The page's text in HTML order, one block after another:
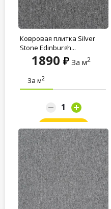
Ковровая плитка Silver
Stone Edinburgh...
1890 За м2
За м2